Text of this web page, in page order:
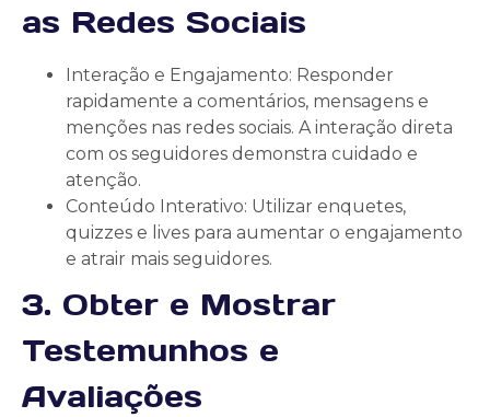
as Redes Sociais
Interação e Engajamento: Responder
rapidamente a comentários, mensagens e
menções nas redes sociais. A interação direta
com os seguidores demonstra cuidado e
atenção.
Conteúdo Interativo: Utilizar enquetes,
quizzes e lives para aumentar o engajamento
e atrair mais seguidores.
3. Obter e Mostrar
Testemunhos e
Avaliações